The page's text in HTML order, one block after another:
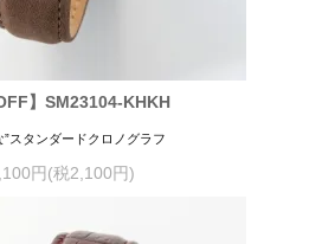
】SM23104-KHKH
”スタンダードクロノグラフ
円(税2,100円)